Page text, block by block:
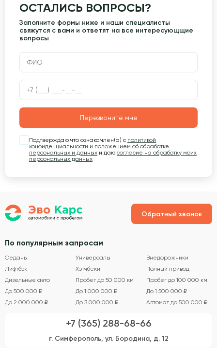
ОСТАЛИСЬ ВОПРОСЫ?
Заполните формы ниже и наши специалисты
свяжутся с вами и ответят на все интересующщие
вопросы
Перезвоните мне
Подтверждаю что ознакомлен(а) с политикой
конфиденциальности и положением об обработке
персональных и данных и даю согласие на обработку моих
персональных данных
Обратный звонок
По популярным запросам
Седаны Универсалы
Внедорожники
Лифтбэк
Хэтчбеки
Полный привод
Дизельные авто
Пробег до 50 000 км
Пробег до 100 000 км
До 500 000 ₽
До 1 000 000 ₽
До 1 500 000 ₽
До 2 000 000 ₽
До 3 000 000 ₽ Автомат до 500 000 ₽
+7 (365) 288-68-66
г. Симферополь, ул. Бородина, д. 12